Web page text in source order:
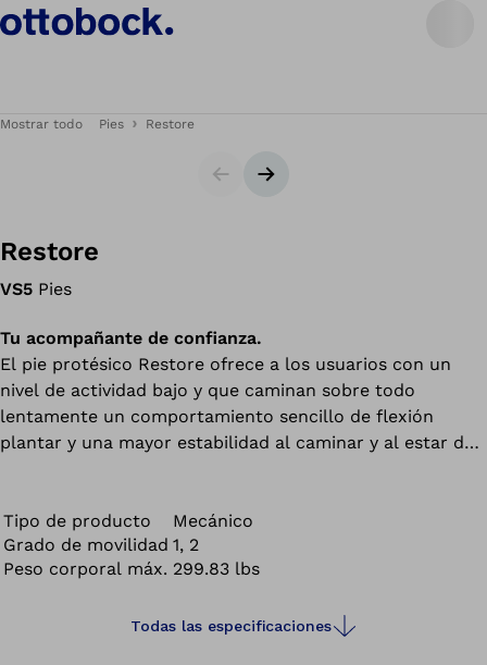
Mostrar todo Pies Restore
DiapositivaSiguiente diapositiva
Restore
VS5 Pies
Tu acompañante de confianza.
El pie protésico Restore ofrece a los usuarios con un
nivel de actividad bajo y que caminan sobre todo
lentamente un comportamiento sencillo de flexión
plantar y una mayor estabilidad al caminar y al estar de
Tipo de producto
Mecánico
Grado de movilidad 1, 2
Peso corporal máx. 299.83 lbs
Todas las especificaciones